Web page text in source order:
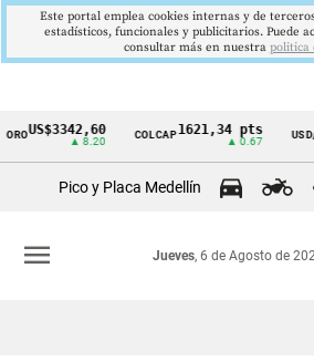
Cintillo
Colombia
US$3342,60
▲ 8.20
COLCAP 1621,34 pts
▲ 0.67
USD/
Pico y Placa Medellín
Jueves, 6 de Agosto de
menu
Este portal emplea cookies internas y de
estadísticos, funcionales y publicitarios. Puede
consultar más en nuestra politica